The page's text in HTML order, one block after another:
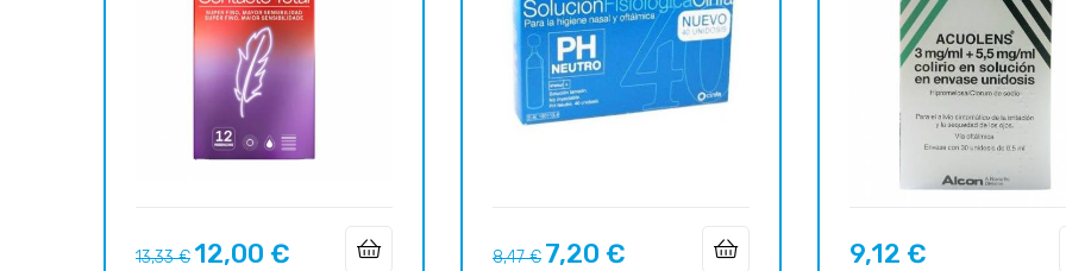
Precio
13,33 € Precio
12,00 €
Precio
8,47 € Precio
7,20 € Precio
9,12 €